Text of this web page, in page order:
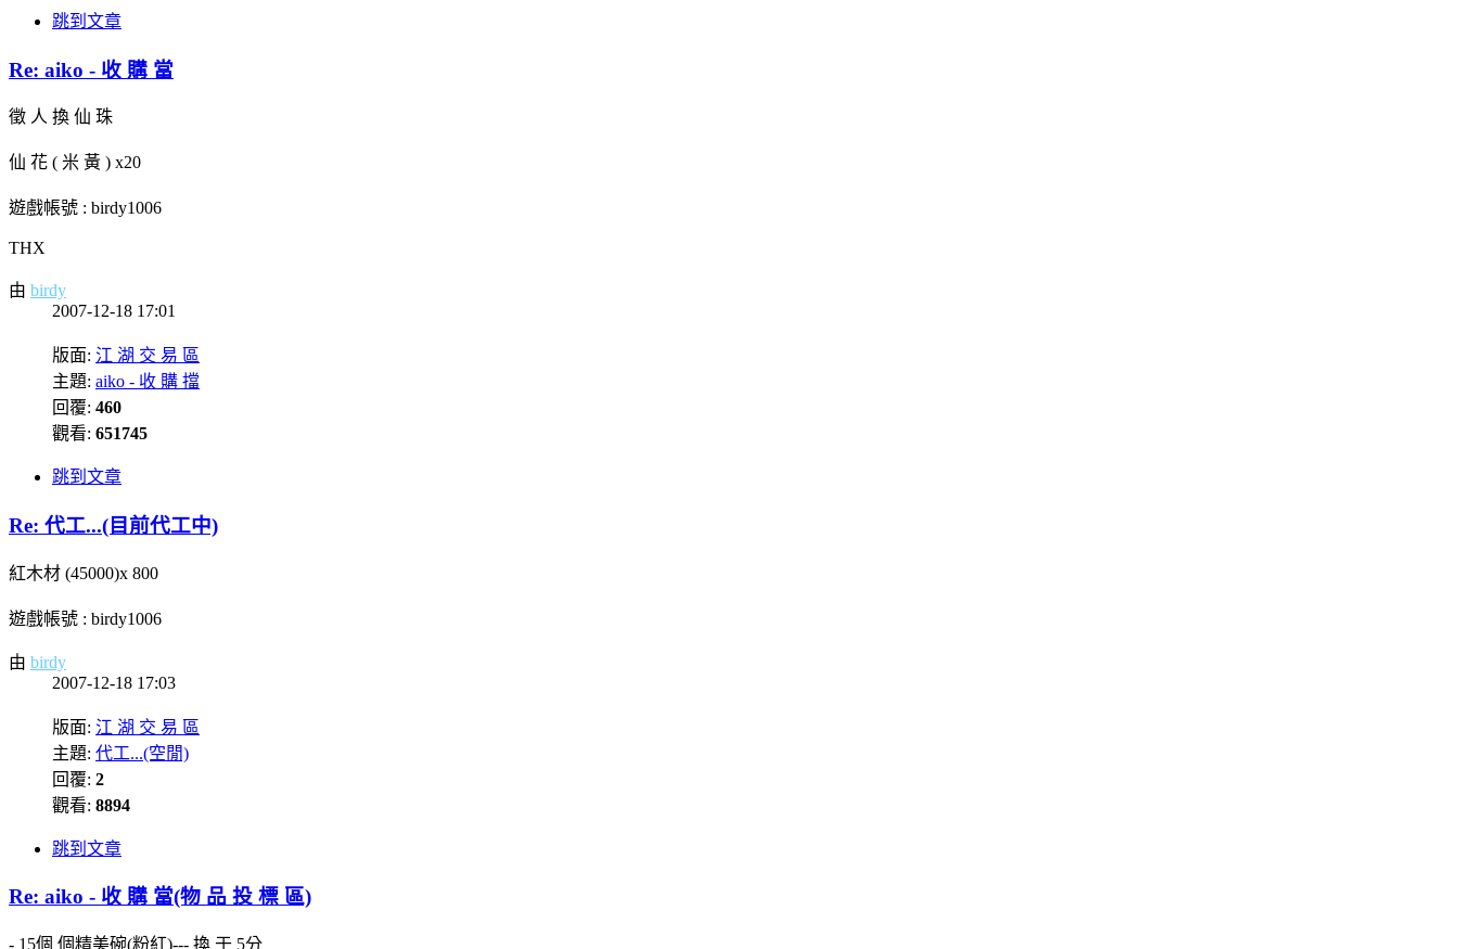
跳到文章
Re: aiko - 收 購 當
徵 人 換 仙 珠
仙 花 ( 米 黃 ) x20
遊戲帳號 : birdy1006
THX
由 birdy
2007-12-18 17:01
版面: 江 湖 交 易 區
主題: aiko - 收 購 擋
回覆: 460
觀看: 651745
跳到文章
Re: 代工...(目前代工中)
紅木材 (45000)x 800
遊戲帳號 : birdy1006
由 birdy
2007-12-18 17:03
版面: 江 湖 交 易 區
主題: 代工...(空閒)
回覆: 2
觀看: 8894
跳到文章
Re: aiko - 收 購 當(物 品 投 標 區)
- 15個 個精美碗(粉紅)--- 換 于 5分